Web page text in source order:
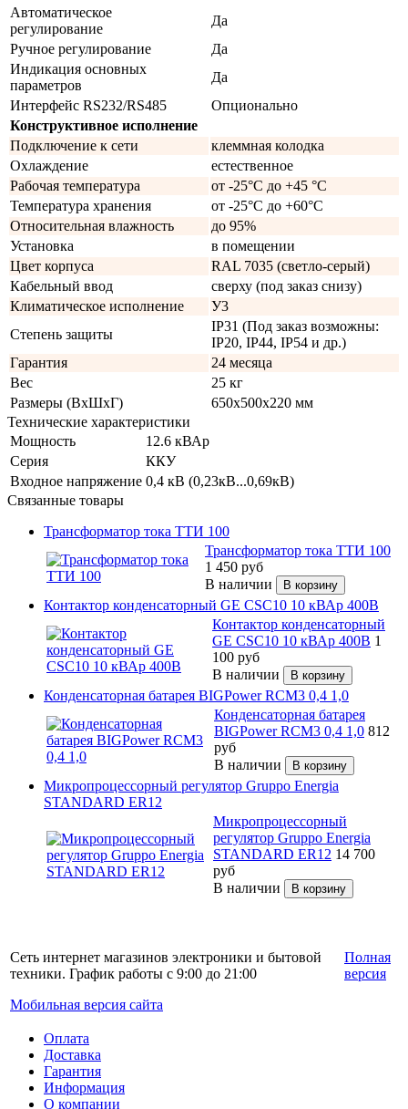
Автоматическое
регулирование
Да
Ручное регулирование
Да
Индикация основных
параметров
Да
Интерфейс RS232/RS485
Опционально
Конструктивное исполнение
Подключение к сети
клеммная колодка
Охлаждение
естественное
Рабочая температура
от -25°C до +45 °C
Температура хранения
от -25°C до +60°C
Относительная влажность
до 95%
Установка
в помещении
Цвет корпуса
RAL 7035 (светло-серый)
Кабельный ввод
сверху (под заказ снизу)
Климатическое исполнение
У3
Степень защиты
IP31 (Под заказ возможны:
IP20, IP44, IP54 и др.)
Гарантия
24 месяца
Вес
25 кг
Размеры (ВхШхГ)
650х500х220 мм
Технические характеристики
Мощность
12.6 кВАр
Серия
ККУ
Входное напряжение 0,4 кВ (0,23кВ...0,69кВ)
Связанные товары
Трансформатор тока ТТИ 100
Трансформатор тока ТТИ 100
1 450 руб
В наличии
Контактор конденсаторный GE CSC10 10 кВАр 400В
Контактор конденсаторный
GE CSC10 10 кВАр 400В 1
100 руб
В наличии
Конденсаторная батарея BIGPower RCM3 0,4 1,0
Конденсаторная батарея
BIGPower RCM3 0,4 1,0 812
руб
В наличии
Микропроцессорный регулятор Gruppo Energia
STANDARD ER12
Микропроцессорный
регулятор Gruppo Energia
STANDARD ER12 14 700
руб
В наличии
Сеть интернет магазинов электроники и бытовой
техники. График работы с 9:00 до 21:00
Мобильная версия сайта
Полная
версия
Оплата
Доставка
Гарантия
Информация
О компании